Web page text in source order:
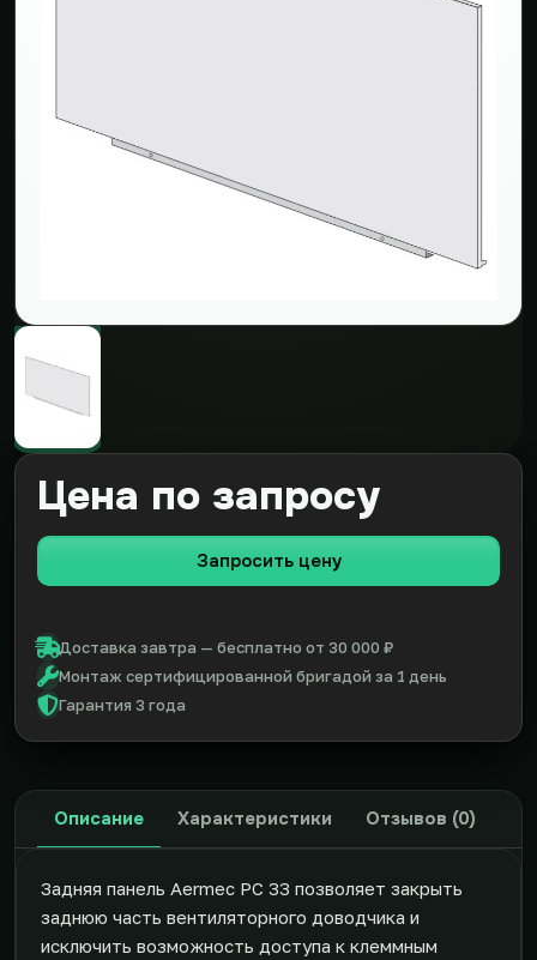
Цена по запросу
Запросить цену
Доставка завтра — бесплатно от 30 000 ₽
Монтаж сертифицированной бригадой за 1 день
Гарантия 3 года
Описание Характеристики Отзывов (0)
Задняя панель Aermec PC 33 позволяет закрыть
заднюю часть вентиляторного доводчика и
исключить возможность доступа к клеммным